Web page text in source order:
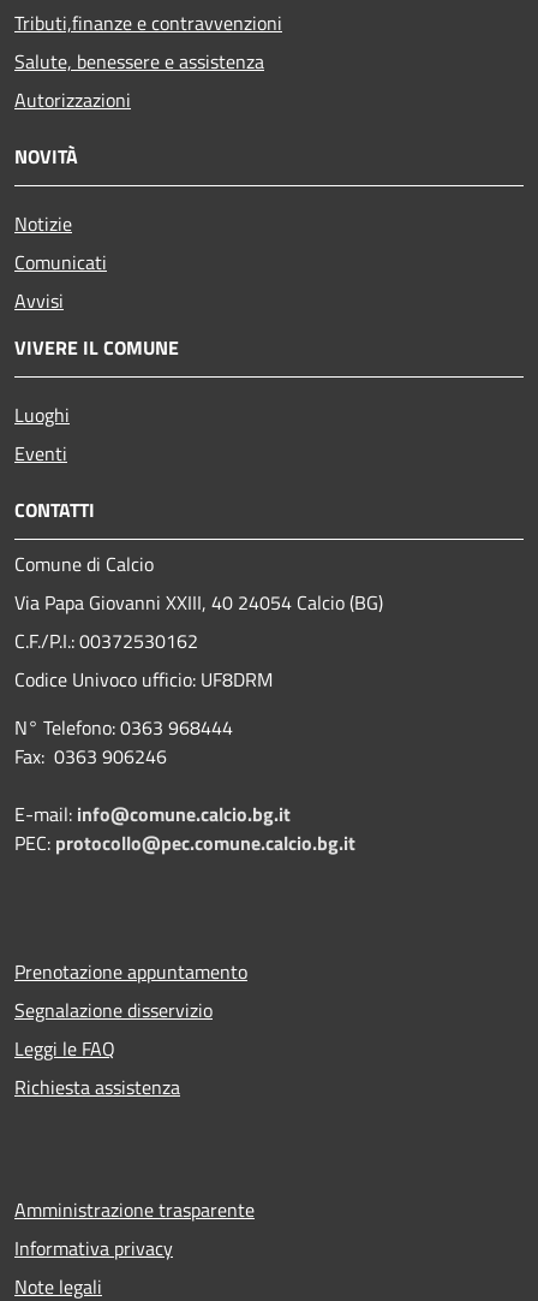
Tributi,finanze e contravvenzioni
Salute, benessere e assistenza
Autorizzazioni
NOVITÀ
Notizie
Comunicati
Avvisi
VIVERE IL COMUNE
Luoghi
Eventi
CONTATTI
Comune di Calcio
Via Papa Giovanni XXIII, 40 24054 Calcio (BG)
C.F./P.I.: 00372530162
Codice Univoco ufficio: UF8DRM
N° Telefono: 0363 968444
Fax: 0363 906246
E-mail: info@comune.calcio.bg.it
PEC: protocollo@pec.comune.calcio.bg.it
Prenotazione appuntamento
Segnalazione disservizio
Leggi le FAQ
Richiesta assistenza
Amministrazione trasparente
Informativa privacy
Note legali